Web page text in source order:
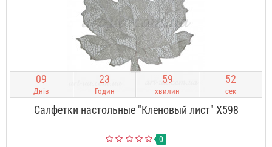
09
Днів
23
Годин
59
хвилин
51
сек
Салфетки настольные "Кленовый лист" X598
0